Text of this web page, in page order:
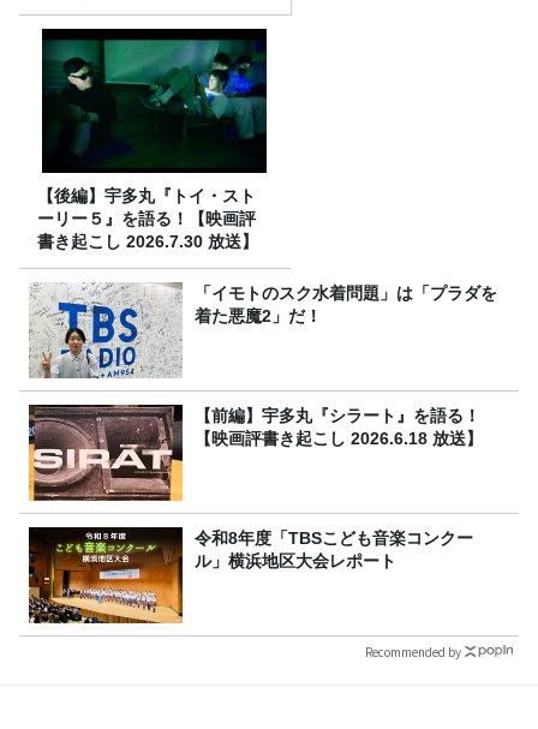
アル
【後編】宇多丸『トイ・スト
ーリー５』を語る！【映画評
書き起こし 2026.7.30 放送】
「イモトのスク水着問題」は「プラダを
着た悪魔2」だ！
【前編】宇多丸『シラート』を語る！
【映画評書き起こし 2026.6.18 放送】
令和8年度「TBSこども音楽コンクー
ル」横浜地区大会レポート
Recommended by